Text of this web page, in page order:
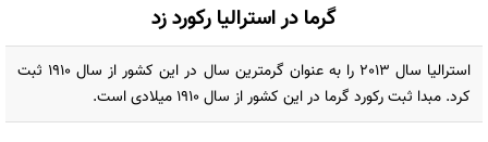
گرما در استرالیا رکورد زد
استرالیا سال 2013 را به عنوان گرمترین سال در این کشور از سال 1910 ثبت
کرد. مبدا ثبت رکورد گرما در این کشور از سال 1910 میلادی است.